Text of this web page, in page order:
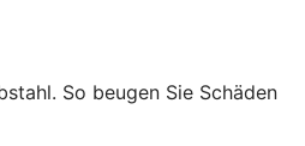
So beugen Sie Schäden